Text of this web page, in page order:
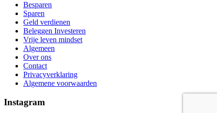
Besparen
Sparen
Geld verdienen
Beleggen Investeren
Vrije leven mindset
Algemeen
Over ons
Contact
Privacyverklaring
Algemene voorwaarden
Instagram